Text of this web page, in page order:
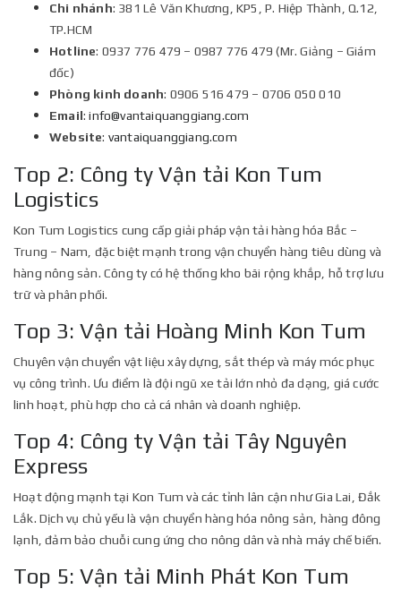
Chi nhánh: 381 Lê Văn Khương, KP5, P. Hiệp Thành, Q.12,
TP.HCM
Hotline: 0937 776 479 – 0987 776 479 (Mr. Giảng – Giám
đốc)
Phòng kinh doanh: 0906 516 479 – 0706 050 010
Email:info@vantaiquanggiang.com
Website: vantaiquanggiang.com
Top 2: Công ty Vận tải Kon Tum
Logistics
Kon Tum Logistics cung cấp giải pháp vận tải hàng hóa Bắc –
Trung – Nam, đặc biệt mạnh trong vận chuyển hàng tiêu dùng và
hàng nông sản. Công ty có hệ thống kho bãi rộng khắp, hỗ trợ lưu
trữ và phân phối.
Top 3: Vận tải Hoàng Minh Kon Tum
Chuyên vận chuyển vật liệu xây dựng, sắt thép và máy móc phục
vụ công trình. Ưu điểm là đội ngũ xe tải lớn nhỏ đa dạng, giá cước
linh hoạt, phù hợp cho cả cá nhân và doanh nghiệp.
Top 4: Công ty Vận tải Tây Nguyên
Express
Hoạt động mạnh tại Kon Tum và các tỉnh lân cận như Gia Lai, Đắk
Lắk. Dịch vụ chủ yếu là vận chuyển hàng hóa nông sản, hàng đông
lạnh, đảm bảo chuỗi cung ứng cho nông dân và nhà máy chế biến.
Top 5: Vận tải Minh Phát Kon Tum